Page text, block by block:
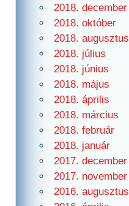
2018. december
2018. október
2018. augusztus
2018. július
2018. június
2018. május
2018. április
2018. március
2018. február
2018. január
2017. december
2017. november
2016. augusztus